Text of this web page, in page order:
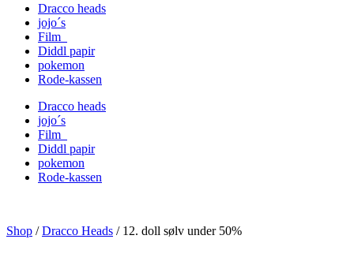
Dracco heads
jojo´s
Film
Diddl papir
pokemon
Rode-kassen
Dracco heads
jojo´s
Film
Diddl papir
pokemon
Rode-kassen
Shop /Dracco Heads / 12. doll sølv under 50%